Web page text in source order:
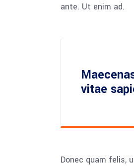
ante. Ut enim ad.
vitae
Donec quam felis,